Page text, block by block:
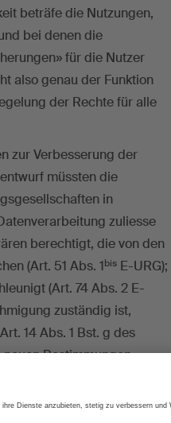
beträfe die Nutzungen,
bei denen die
für die Nutzer
also genau der Funktion
der Rechte für alle
zur Verbesserung der
müssten die
in
zuliesse
berechtigt, die von den
(Art. 51 Abs. 1bis E-URG);
(Art. 74 Abs. 2 E-
zuständig ist,
14 Abs. 1 Bst. g des
Bestimmungen
sodass mehr Geld zur